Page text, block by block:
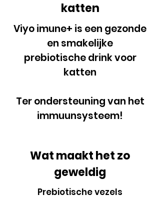
katten
Viyo imune+ is een gezonde
en smakelijke
prebiotische drink voor
katten
Ter ondersteuning van het
immuunsysteem!
Wat maakt het zo
geweldig
Prebiotische vezels